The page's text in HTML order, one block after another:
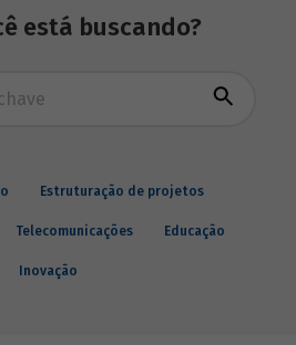
está buscando?
Estruturação de projetos
Telecomunicações Educação
Inovação